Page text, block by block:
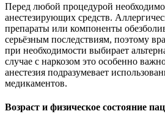
Перед любой процедурой
анестезирующих средств.
препараты или компоненты
серьёзным последствиям, поэтому
при необходимости выбирает
случае с наркозом это особенно
анестезия подразумевает
медикаментов.
Возраст и физическое состояние